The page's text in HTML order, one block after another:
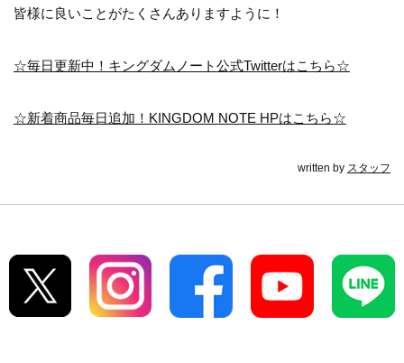
皆様に良いことがたくさんありますように！
☆毎日更新中！キングダムノート公式Twitterはこちら☆
☆新着商品毎日追加！KINGDOM NOTE HPはこちら☆
written by スタッフ